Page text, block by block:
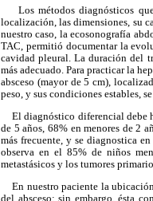
Los métodos diagnósticos que
localización, las dimensiones, su
nuestro caso, la ecosonografía
TAC, permitió documentar la
cavidad pleural. La duración del
más adecuado. Para practicar la
absceso (mayor de 5 cm),
peso, y sus condiciones estables,
El diagnóstico diferencial debe
de 5 años, 68% en menores de 2
más frecuente, y se diagnostica
observa en el 85% de niños
metastásicos y los tumores
En nuestro paciente la
del absceso; sin embargo, ésta